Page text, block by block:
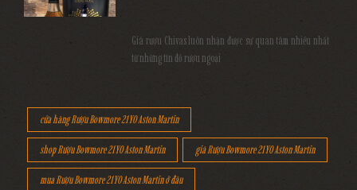
Giá rượu Chivas luôn nhận được sự quan tâm nhiều nhất
từ những tín đồ rượu ngoại
cửa hàng Rượu Bowmore 21YO Aston Martin
shop Rượu Bowmore 21YO Aston Martin giá Rượu Bowmore 21YO Aston Martin
mua Rượu Bowmore 21YO Aston Martin ở đâu